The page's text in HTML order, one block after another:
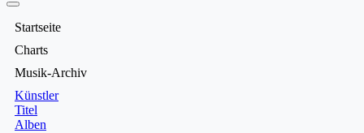
Startseite
Charts
Musik-Archiv
Künstler
Titel
Alben